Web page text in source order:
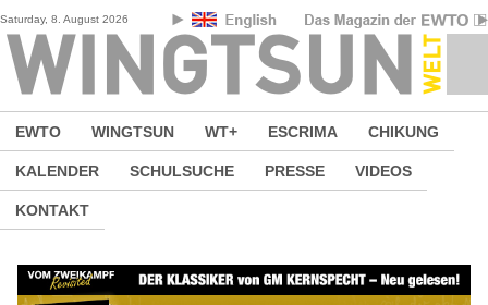
Saturday, 8. August 2026
EWTO WINGTSUN WT+ ESCRIMA CHIKUNG
KALENDER SCHULSUCHE PRESSE VIDEOS
KONTAKT